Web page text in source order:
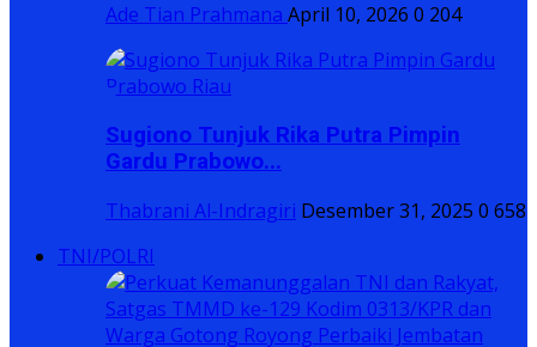
Ade Tian Prahmana April 10, 2026 0 204
Sugiono Tunjuk Rika Putra Pimpin
Gardu Prabowo...
Thabrani Al-Indragiri Desember 31, 2025 0 658
TNI/POLRI